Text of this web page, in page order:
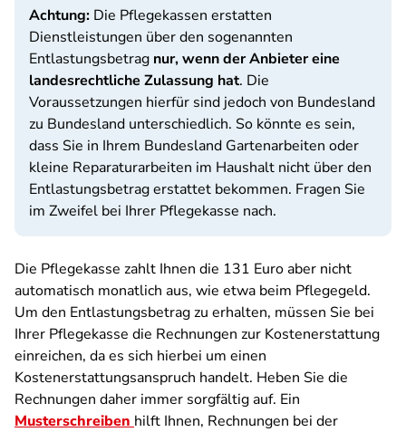
Achtung: Die Pflegekassen erstatten
Dienstleistungen über den sogenannten
Entlastungsbetrag nur, wenn der Anbieter eine
landesrechtliche Zulassung hat. Die
Voraussetzungen hierfür sind jedoch von Bundesland
zu Bundesland unterschiedlich. So könnte es sein,
dass Sie in Ihrem Bundesland Gartenarbeiten oder
kleine Reparaturarbeiten im Haushalt nicht über den
Entlastungsbetrag erstattet bekommen. Fragen Sie
im Zweifel bei Ihrer Pflegekasse nach.
Die Pflegekasse zahlt Ihnen die 131 Euro aber nicht
automatisch monatlich aus, wie etwa beim Pflegegeld.
Um den Entlastungsbetrag zu erhalten, müssen Sie bei
Ihrer Pflegekasse die Rechnungen zur Kostenerstattung
einreichen, da es sich hierbei um einen
Kostenerstattungsanspruch handelt. Heben Sie die
Rechnungen daher immer sorgfältig auf. Ein
Musterschreiben hilft Ihnen, Rechnungen bei der